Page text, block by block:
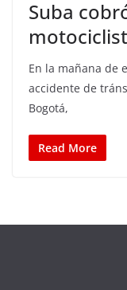
Suba
En la mañana de
accidente de
Bogotá,
Read More